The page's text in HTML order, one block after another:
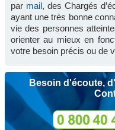
par mail, des Chargés
ayant une très bonne
vie des personnes
orienter au mieux en
votre besoin précis ou de
Besoin d'écoute,